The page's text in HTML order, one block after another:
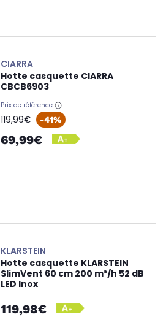
CIARRA
Hotte casquette CIARRA
CBCB6903
Prix de référence
oldPrice
119,99€ -41%
69,99€
KLARSTEIN
Hotte casquette KLARSTEIN
SlimVent 60 cm 200 m³/h 52 dB
LED Inox
119,98€